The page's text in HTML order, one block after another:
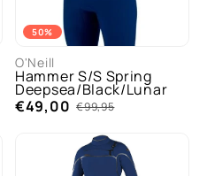
50%
O'Neill
Hammer S/S Spring
Deepsea/Black/Lunar
€49,00 €99,95